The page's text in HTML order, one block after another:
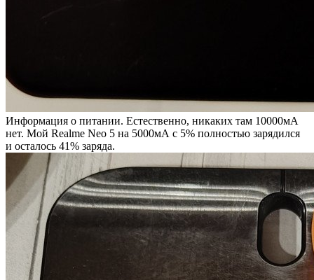
Информация о питании. Естественно, никаких там 10000мА
нет. Мой Realme Neo 5 на 5000мА с 5% полностью зарядился
и осталось 41% заряда.